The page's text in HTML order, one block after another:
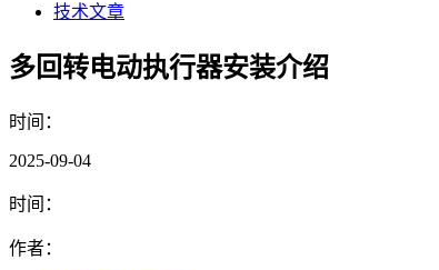
技术文章
多回转电动执行器安装介绍
时间：
2025-09-04
时间：
作者：